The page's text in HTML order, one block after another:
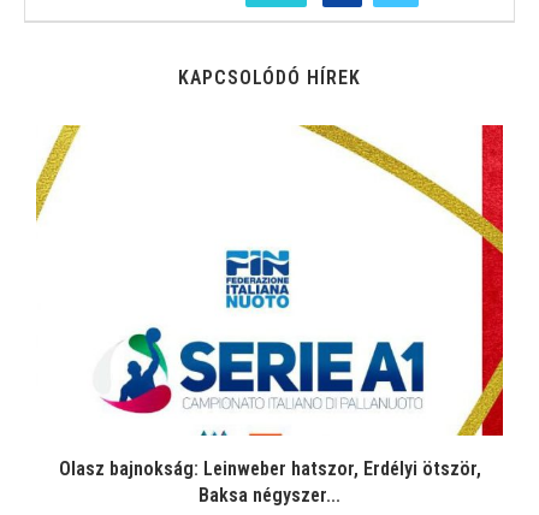
KAPCSOLÓDÓ HÍREK
Olasz bajnokság: Leinweber hatszor, Erdélyi ötször,
Baksa négyszer...